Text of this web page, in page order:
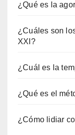
¿Qué es la
¿Cuáles son
XXI?
¿Cuál es la
¿Qué es el
¿Cómo lidiar